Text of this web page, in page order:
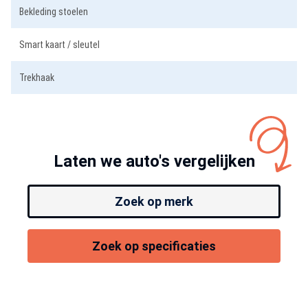
Bekleding stoelen
Smart kaart / sleutel
Trekhaak
Laten we auto's vergelijken
Zoek op merk
Zoek op specificaties